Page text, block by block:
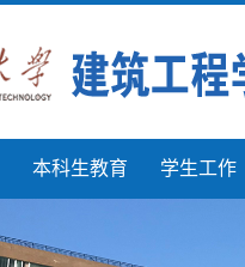
本科生教育 学生工作